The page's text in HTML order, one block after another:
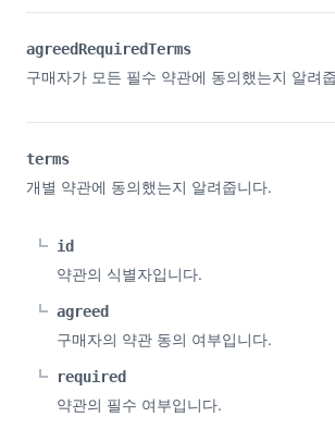
agreedRequiredTerms
구매자가 모든 필수 약관에 동의했는지 알려
terms
개별 약관에 동의했는지 알려줍니다.
id
약관의 식별자입니다.
agreed
구매자의 약관 동의 여부입니다.
required
약관의 필수 여부입니다.